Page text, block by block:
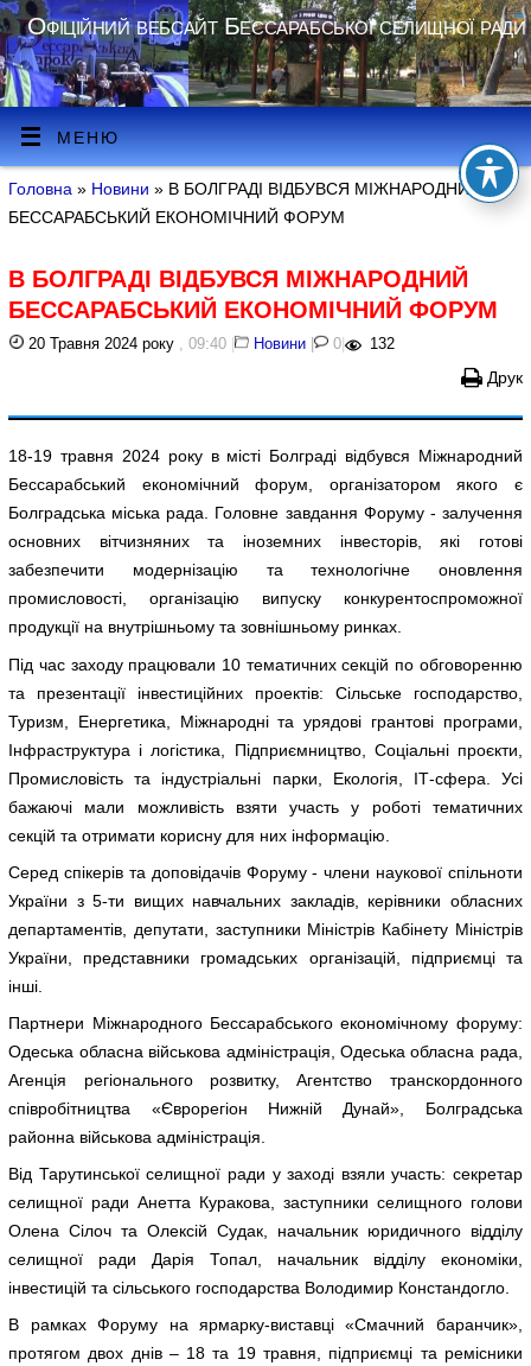
Офіційний вебсайт Бессарабської селищної ради
МЕНЮ
Головна » Новини » В БОЛГРАДІ ВІДБУВСЯ МІЖНАРОДНИЙ
БЕССАРАБСЬКИЙ ЕКОНОМІЧНИЙ ФОРУМ
В БОЛГРАДІ ВІДБУВСЯ МІЖНАРОДНИЙ
БЕССАРАБСЬКИЙ ЕКОНОМІЧНИЙ ФОРУМ
20 Травня 2024 року , 09:40 | Новини | 0 | 132
Друк
18-19 травня 2024 року в місті Болграді відбувся Міжнародний
Бессарабський економічний форум, організатором якого є
Болградська міська рада. Головне завдання Форуму - залучення
основних вітчизняних та іноземних інвесторів, які готові
забезпечити модернізацію та технологічне оновлення
промисловості, організацію випуску конкурентоспроможної
продукції на внутрішньому та зовнішньому ринках.
Під час заходу працювали 10 тематичних секцій по обговоренню
та презентації інвестиційних проектів: Сільське господарство,
Туризм, Енергетика, Міжнародні та урядові грантові програми,
Інфраструктура і логістика, Підприємництво, Соціальні проєкти,
Промисловість та індустріальні парки, Екологія, ІТ-сфера. Усі
бажаючі мали можливість взяти участь у роботі тематичних
секцій та отримати корисну для них інформацію.
Серед спікерів та доповідачів Форуму - члени наукової спільноти
України з 5-ти вищих навчальних закладів, керівники обласних
департаментів, депутати, заступники Міністрів Кабінету Міністрів
України, представники громадських організацій, підприємці та
інші.
Партнери Міжнародного Бессарабського економічному форуму:
Одеська обласна військова адміністрація, Одеська обласна рада,
Агенція регіонального розвитку, Агентство транскордонного
співробітництва «Єврорегіон Нижній Дунай», Болградська
районна військова адміністрація.
Від Тарутинської селищної ради у заході взяли участь: секретар
селищної ради Анетта Куракова, заступники селищного голови
Олена Сілоч та Олексій Судак, начальник юридичного відділу
селищної ради Дарія Топал, начальник відділу економіки,
інвестицій та сільського господарства Володимир Констандогло.
В рамках Форуму на ярмарку-виставці «Смачний баранчик»,
протягом двох днів – 18 та 19 травня, підприємці та ремісники